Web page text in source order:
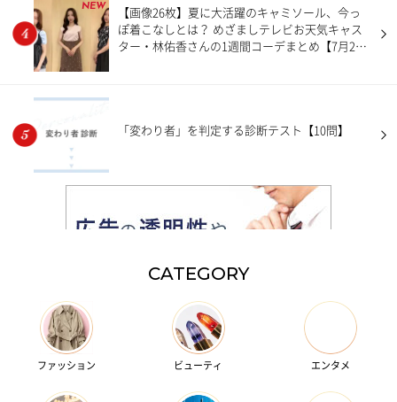
NEW
【画像26枚】夏に大活躍のキャミソール、今っ
ぽ着こなしとは？ めざましテレビお天気キャス
ター・林佑香さんの1週間コーデまとめ【7月27
「変わり者」を判定する診断テスト【10問】
CATEGORY
ファッション ビューティ エンタメ